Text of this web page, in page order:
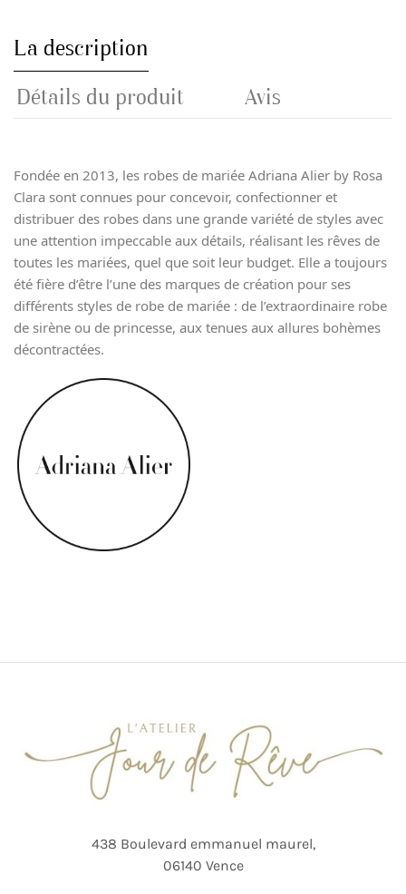
La description
Détails du produit
Avis
Fondée en 2013, les robes de mariée Adriana Alier by Rosa
Clara sont connues pour concevoir, confectionner et
distribuer des robes dans une grande variété de styles avec
une attention impeccable aux détails, réalisant les rêves de
toutes les mariées, quel que soit leur budget. Elle a toujours
été fière d’être l’une des marques de création pour ses
différents styles de robe de mariée : de l’extraordinaire robe
de sirène ou de princesse, aux tenues aux allures bohèmes
décontractées.
438 Boulevard emmanuel maurel,
06140 Vence